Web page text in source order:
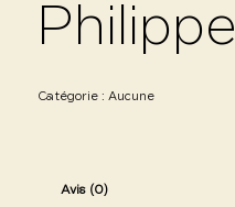
Philippe
Catégorie : Aucune
Avis (0)